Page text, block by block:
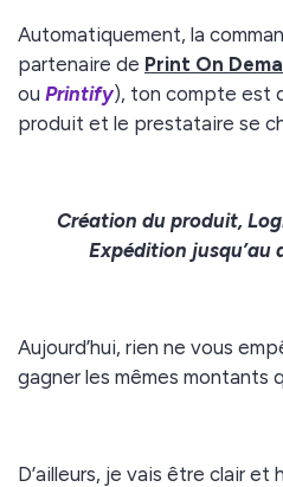
Automatiquement, la
partenaire de Print On
ou Printify), ton compte est
produit et le prestataire se
Création du produit,
Expédition jusqu’au
Aujourd’hui, rien ne vous
gagner les mêmes montants
D’ailleurs, je vais être clair et